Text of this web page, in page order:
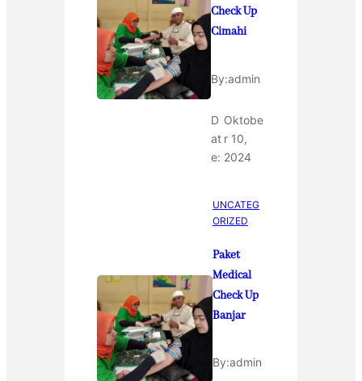
Check Up
Cimahi
By:admin
D
at
e:
Oktobe
r 10,
2024
UNCATEG
ORIZED
Paket
Medical
Check Up
Banjar
By:admin